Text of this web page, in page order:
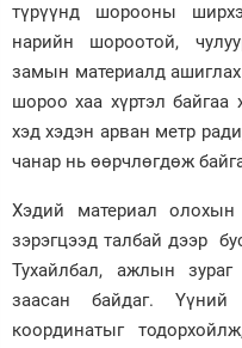
түрүүнд шорооны
нарийн шороотой,
замын материалд
шороо хаа хүртэл байгаа
хэд хэдэн арван метр
чанар нь өөрчлөгдөж
Хэдий материал олохын
зэрэгцээд талбай дээр
Тухайлбал, ажлын
заасан байдаг. Үүний
координатыг